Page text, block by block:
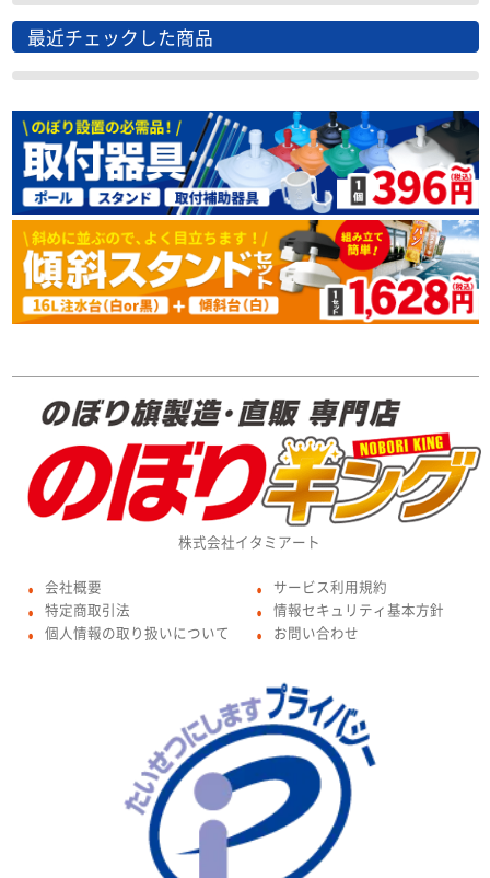
最近チェックした商品
株式会社イタミアート
● 会社概要
● 特定商取引法
● 個人情報の取り扱いについて
● サービス利用規約
● 情報セキュリティ基本方針
● お問い合わせ